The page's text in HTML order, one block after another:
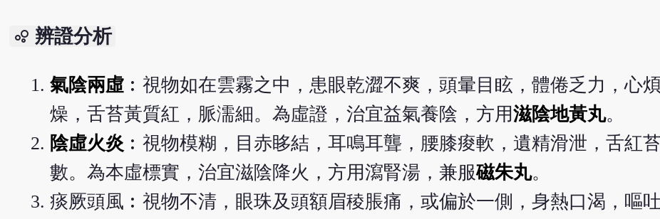
bubble_chart 辨證分析
氣陰兩虛︰視物如在雲霧之中，患眼乾澀不爽，頭暈目眩，體倦乏力，心
燥，舌苔黃質紅，脈濡細。為虛證，治宜益氣養陰，方用滋陰地黃丸。
陰虛火炎 ︰視物模糊，目赤眵結，耳鳴耳聾，腰膝痠軟，遺精滑泄，舌紅
數。為本虛標實，治宜滋陰降火，方用瀉腎湯，兼服磁朱丸。
痰厥頭風︰視物不清，眼珠及頭額眉稜脹痛，或偏於一側，身熱口渴，嘔